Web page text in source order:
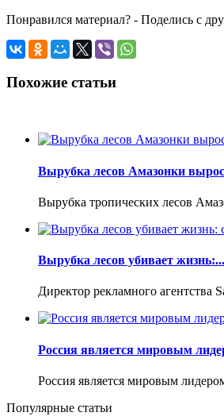
Понравился материал? - Поделись с
Похожие статьи
Вырубка лесов Амазонки
Вырубка тропических лесов
Вырубка лесов убивает жизнь:...
Директор рекламного
Россия является мировым
Россия является мировым
Популярные статьи